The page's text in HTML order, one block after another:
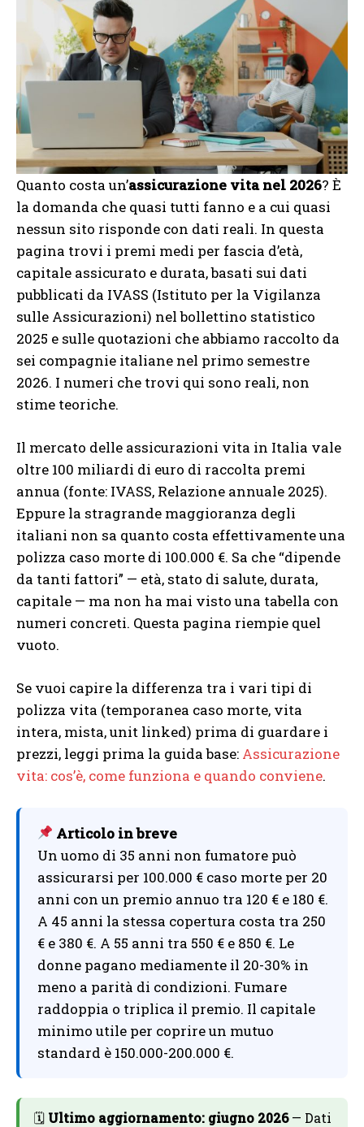
Quanto costa un’assicurazione vita nel 2026? È
la domanda che quasi tutti fanno e a cui quasi
nessun sito risponde con dati reali. In questa
pagina trovi i premi medi per fascia d’età,
capitale assicurato e durata, basati sui dati
pubblicati da IVASS (Istituto per la Vigilanza
sulle Assicurazioni) nel bollettino statistico
2025 e sulle quotazioni che abbiamo raccolto da
sei compagnie italiane nel primo semestre
2026. I numeri che trovi qui sono reali, non
stime teoriche.
Il mercato delle assicurazioni vita in Italia vale
oltre 100 miliardi di euro di raccolta premi
annua (fonte: IVASS, Relazione annuale 2025).
Eppure la stragrande maggioranza degli
italiani non sa quanto costa effettivamente una
polizza caso morte di 100.000 €. Sa che “dipende
da tanti fattori” — età, stato di salute, durata,
capitale — ma non ha mai visto una tabella con
numeri concreti. Questa pagina riempie quel
vuoto.
Se vuoi capire la differenza tra i vari tipi di
polizza vita (temporanea caso morte, vita
intera, mista, unit linked) prima di guardare i
prezzi, leggi prima la guida base: Assicurazione
vita: cos’è, come funziona e quando conviene.
Articolo in breve
Un uomo di 35 anni non fumatore può
assicurarsi per 100.000 € caso morte per 20
anni con un premio annuo tra 120 € e 180 €.
A 45 anni la stessa copertura costa tra 250
€ e 380 €. A 55 anni tra 550 € e 850 €. Le
donne pagano mediamente il 20-30% in
meno a parità di condizioni. Fumare
raddoppia o triplica il premio. Il capitale
minimo utile per coprire un mutuo
standard è 150.000-200.000 €.
🗓 Ultimo aggiornamento: giugno 2026— Dati